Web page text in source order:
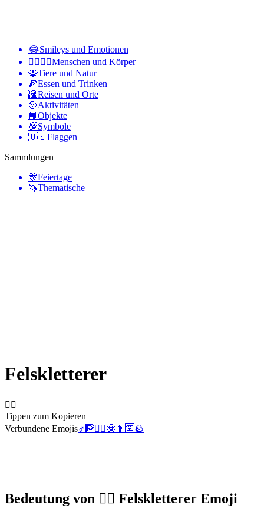
😂Smileys und Emotionen
👩‍❤️‍💋‍👨Menschen und Körper
🐝Tiere und Natur
🍕Essen und Trinken
🌇Reisen und Orte
🥎Aktivitäten
📙Objekte
💯Symbole
🇺🇸Flaggen
Sammlungen
🎊Feiertage
🦄Thematische
Felskletterer
🧗‍♂️
Tippen zum Kopieren
Verbundene Emojis♂️ 🧗🧗‍♀️🧟 👨 🈳 🪨
Bedeutung von 🧗‍♂️ Felskletterer Emoji